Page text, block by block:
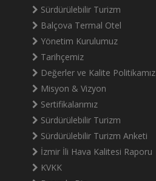
Sürdürülebilir Turizm
Balçova Termal Otel
Yönetim Kurulumuz
Tarihçemiz
Değerler ve Kalite Politikamız
Misyon & Vizyon
Sertifikalarımız
Sürdürülebilir Turizm
Sürdürülebilir Turizm Anketi
İzmir İli Hava Kalitesi Raporu
KVKK